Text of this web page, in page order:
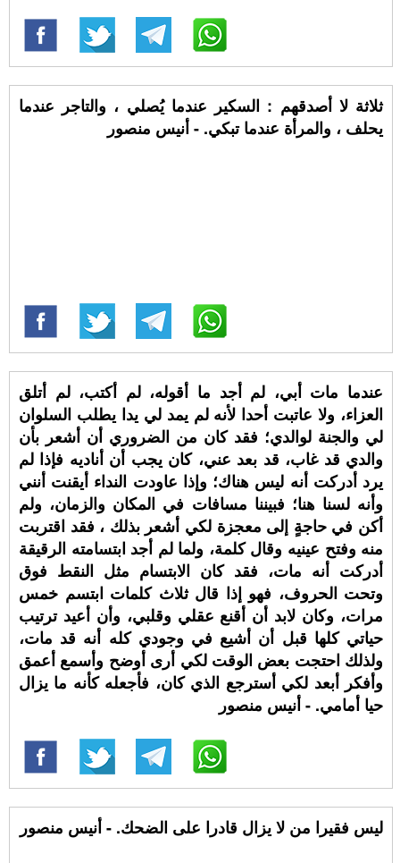
ثلاثة لا أصدقهم : السكير عندما يُصلي ، والتاجر عندما
يحلف ، والمرأة عندما تبكي. - أنيس منصور
عندما مات أبي، لم أجد ما أقوله، لم أكتب، لم أتلق
العزاء، ولا عاتبت أحدا لأنه لم يمد لي يدا يطلب السلوان
لي والجنة لوالدي؛ فقد كان من الضروري أن أشعر بأن
والدي قد غاب، قد بعد عني، كان يجب أن أناديه فإذا لم
يرد أدركت أنه ليس هناك؛ وإذا عاودت النداء أيقنت أنني
وأنه لسنا هنا؛ فبيننا مسافات في المكان والزمان، ولم
أكن في حاجةٍ إلى معجزة لكي أشعر بذلك ، فقد اقتربت
منه وفتح عينيه وقال كلمة، ولما لم أجد ابتسامته الرقيقة
أدركت أنه مات، فقد كان الابتسام مثل النقط فوق
وتحت الحروف، فهو إذا قال ثلاث كلمات ابتسم خمس
مرات، وكان لابد أن أقنع عقلي وقلبي، وأن أعيد ترتيب
حياتي كلها قبل أن أشيع في وجودي كله أنه قد مات،
ولذلك احتجت بعض الوقت لكي أرى أوضح وأسمع أعمق
وأفكر أبعد لكي أسترجع الذي كان، فأجعله كأنه ما يزال
حيا أمامي. - أنيس منصور
ليس فقيرا من لا يزال قادرا على الضحك. - أنيس منصور